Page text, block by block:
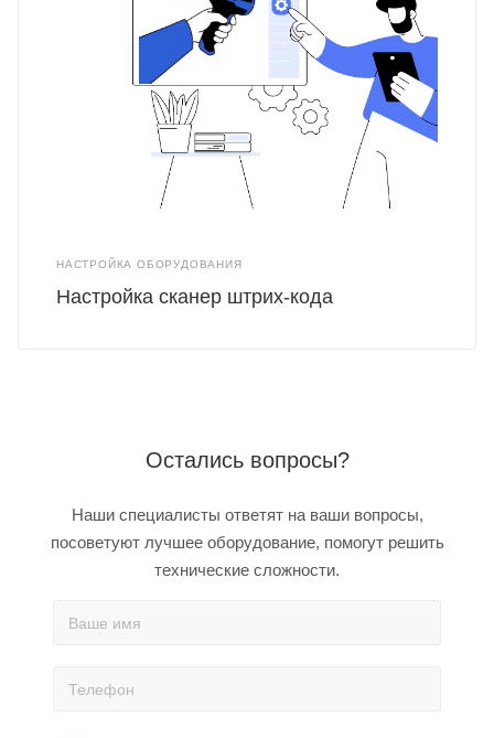
НАСТРОЙКА ОБОРУДОВАНИЯ
Настройка сканер штрих-кода
Остались вопросы?
Наши специалисты ответят на ваши вопросы,
посоветуют лучшее оборудование, помогут решить
технические сложности.